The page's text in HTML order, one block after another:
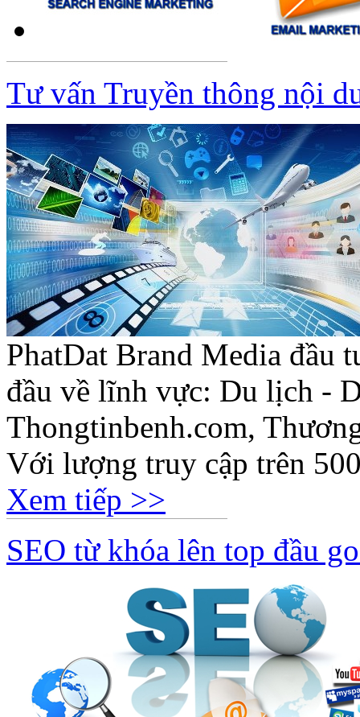
Tư vấn Truyền thông nội
PhatDat Brand Media đầu
đầu về lĩnh vực: Du lịch -
Thongtinbenh.com,
Với lượng truy cập trên
Xem tiếp >>
SEO từ khóa lên top đầu